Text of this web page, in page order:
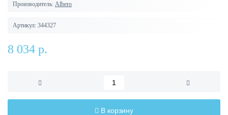
Производитель: Albero
Артикул: 344327
8 034 р.
В корзину